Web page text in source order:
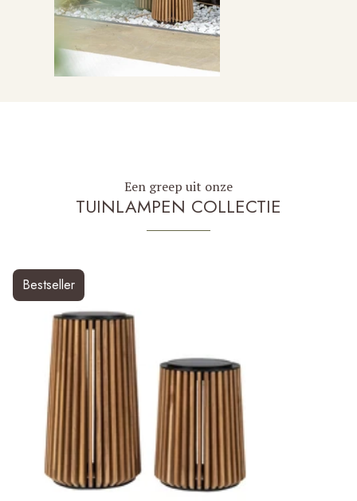
Een greep uit onze
TUINLAMPEN COLLECTIE
Bestseller